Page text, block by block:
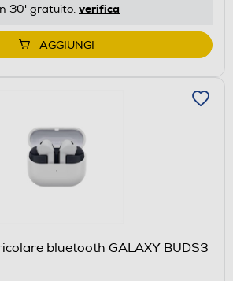
30' gratuito: verifica
AGGIUNGI
bluetooth GALAXY BUDS3